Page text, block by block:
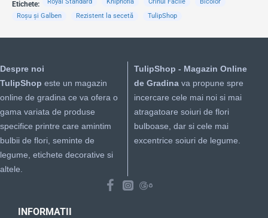
Etichete:
Roșu și Galben
Rezistent la secetă TulipShop
Despre noi
TulipShop este un magazin
online de gradina ce va ofera o
gama variata de produse
specifice printre care amintim
bulbii de flori, seminte de
legume, etichete decorative si
altele.
TulipShop - Magazin Online
de Gradinava propune spre
incercare cele mai noi si mai
atragatoare soiuri de flori
bulboase, dar si cele mai
excentrice soiuri de legume.
INFORMATII